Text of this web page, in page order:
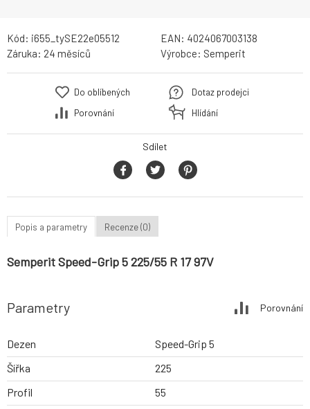
Kód: i655_tySE22e05512 EAN: 4024067003138
Záruka: 24 měsíců Výrobce: Semperit
Do oblíbených
Porovnání
Dotaz prodejci
Hlídání
Sdílet
Popis a parametry Recenze (0)
Semperit Speed-Grip 5 225/55 R 17 97V
Parametry Porovnání
Dezen
Speed-Grip 5
Šířka
225
Profil
55